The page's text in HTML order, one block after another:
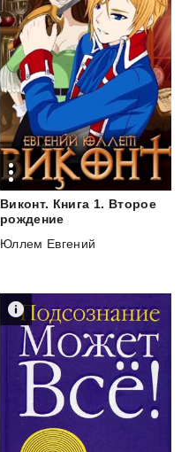
Виконт. Книга 1. Второе
рождение
Юллем Евгений